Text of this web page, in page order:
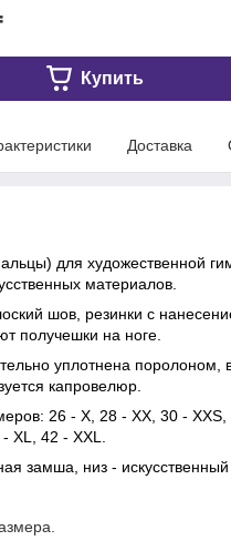
Купить
Доставка
для художественной
материалов.
шов, резинки с
получешки на ноге.
уплотнена поролоном,
капровелюр.
26 - X, 28 - XX, 30 -
XL, 42 - XXL.
замша, низ - искусственный